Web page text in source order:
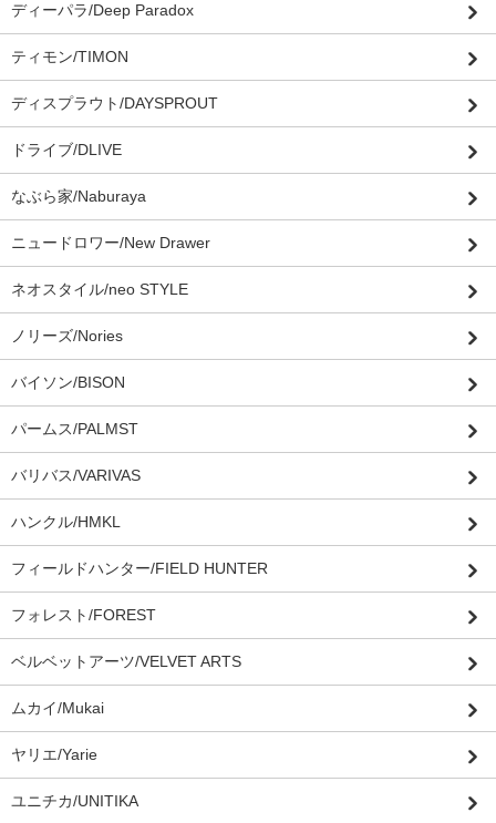
ディーパラ/Deep Paradox
ティモン/TIMON
ディスプラウト/DAYSPROUT
ドライブ/DLIVE
なぶら家/Naburaya
ニュードロワー/New Drawer
ネオスタイル/neo STYLE
ノリーズ/Nories
バイソン/BISON
パームス/PALMST
バリバス/VARIVAS
ハンクル/HMKL
フィールドハンター/FIELD HUNTER
フォレスト/FOREST
ベルベットアーツ/VELVET ARTS
ムカイ/Mukai
ヤリエ/Yarie
ユニチカ/UNITIKA